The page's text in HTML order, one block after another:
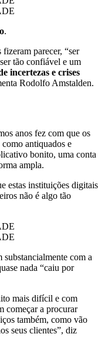
.
parecer, “ser
tão confiável e um
incertezas e crises
Rodolfo Amstalden.
anos fez com que os
antiquados e
bonito, uma conta
ampla.
estas instituições digitais
não é algo tão
substancialmente com a
nada “caiu por
mais difícil e com
começar a procurar
também, como vão
seus clientes”, diz